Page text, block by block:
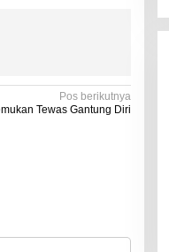
Pos berikutnya
Tewas Gantung Diri